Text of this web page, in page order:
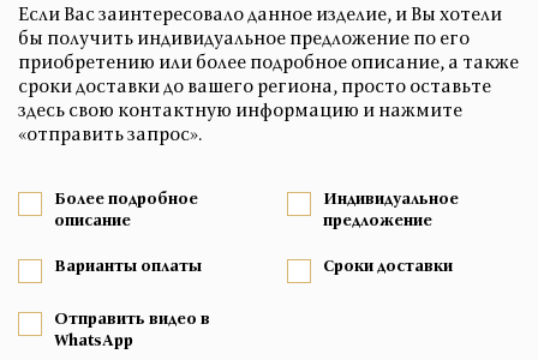
Если Вас заинтересовало данное изделие, и Вы хотели
бы получить индивидуальное предложение по его
приобретению или более подробное описание, а также
сроки доставки до вашего региона, просто оставьте
здесь свою контактную информацию и нажмите
«отправить запрос».
Более подробное
описание
Индивидуальное
предложение
Варианты оплаты Сроки доставки
Отправить видео в
WhatsApp